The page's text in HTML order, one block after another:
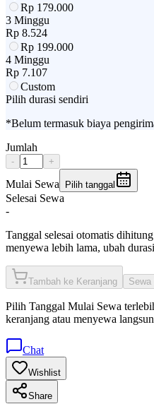
Rp 179.000
3 Minggu
Rp 8.524
Rp 199.000
4 Minggu
Rp 7.107
Custom
Pilih durasi sendiri
*Belum termasuk biaya
Jumlah
- +
Mulai Sewa Pilih tanggal
Selesai Sewa
-
Tanggal selesai otomatis
menyewa lebih lama, ubah
Tambah ke Keranjang Sewa
Pilih Tanggal Mulai Sewa
keranjang atau menyewa
Chat
Wishlist
Share